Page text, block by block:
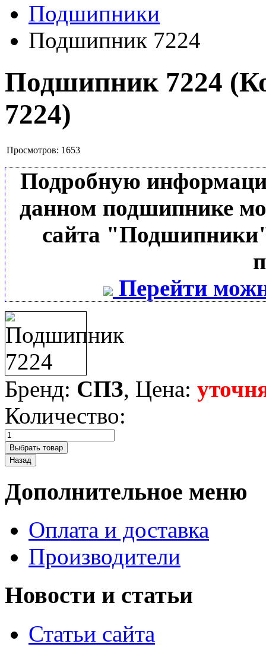
Подшипники
Подшипник 7224
Подшипник 7224
7224)
Просмотров: 1653
Подробную
данном подшипнике
сайта
Перейти
Бренд: СПЗ, Цена:
Количество:
Дополнительное меню
Оплата и доставка
Производители
Новости и статьи
Статьи сайта